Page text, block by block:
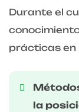
Durante el
prácticas en
la